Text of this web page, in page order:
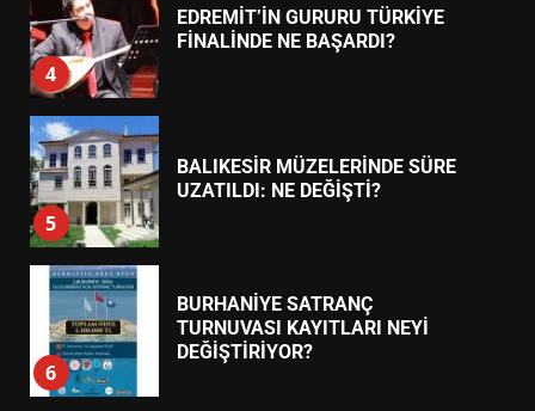
4
EDREMİT’İN GURURU TÜRKİYE
FİNALİNDE NE BAŞARDI?
5
BALIKESİR MÜZELERİNDE SÜRE
UZATILDI: NE DEĞİŞTİ?
6
BURHANİYE SATRANÇ
TURNUVASI KAYITLARI NEYİ
DEĞİŞTİRİYOR?